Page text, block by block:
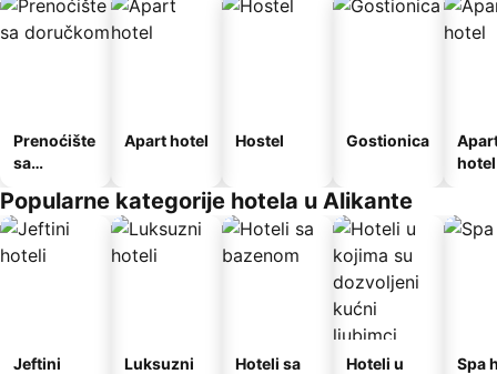
Prenoćište
sa
Apart hotel Hostel Gostionica
hotel
Popularne kategorije hotela u Alikante
Jeftini
Luksuzni
Hoteli sa
Hoteli u
Spa